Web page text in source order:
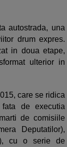
autostrada, una
drum expres.
in doua etape,
ulterior in
care se ridica
de executia
de comisiile
Deputatilor),
cu o serie de